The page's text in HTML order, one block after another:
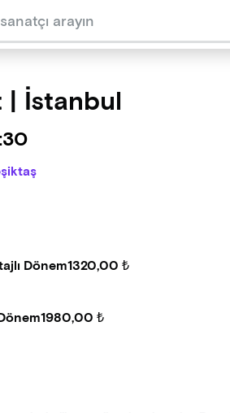
| İstanbul
Dönem1320,00 ₺
1980,00 ₺